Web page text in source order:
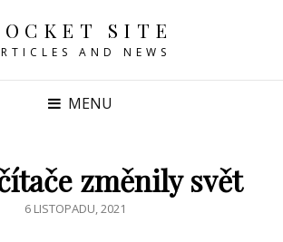
SITE
AND NEWS
MENU
změnily svět
POSTED
6 LISTOPADU, 2021